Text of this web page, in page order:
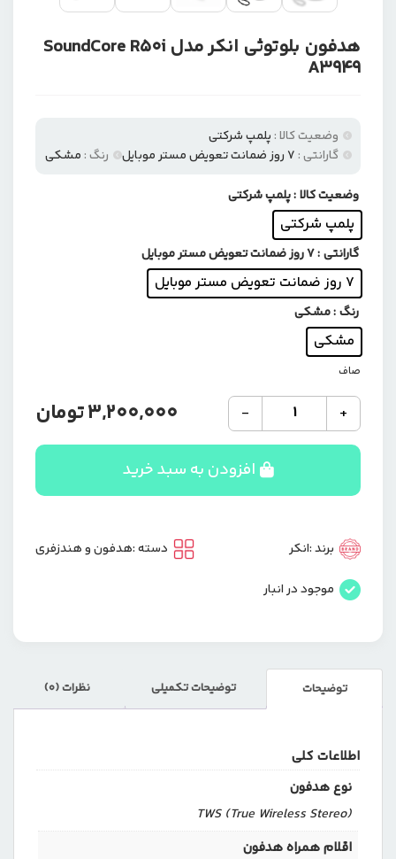
هدفون بلوتوثی انکر مدل SoundCore R50i
A3949
وضعیت کالا : پلمپ شرکتی
گارانتی : ۷ روز ضمانت تعویض مستر موبایل رنگ : مشکی
وضعیت کالا: پلمپ شرکتی
پلمپ شرکتی
گارانتی: ۷ روز ضمانت تعویض مستر موبایل
۷ روز ضمانت تعویض مستر موبایل
رنگ: مشکی
مشکی
صاف
+
هدفون
بلوتوثی
انکر
SoundCore
R50i
عدد
-
3,200,000تومان
افزودن به سبد خرید
برند :انکر
موجود در انبار
دسته :هدفون و هندزفری
توضیحات توضیحات تکمیلی نظرات (0)
اطلاعات کلی
نوع هدفون
TWS (True Wireless Stereo)
اقلام همراه هدفون